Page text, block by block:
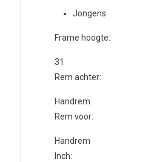
Jongens
Frame hoogte:
31
Rem achter:
Handrem
Rem voor:
Handrem
Inch: